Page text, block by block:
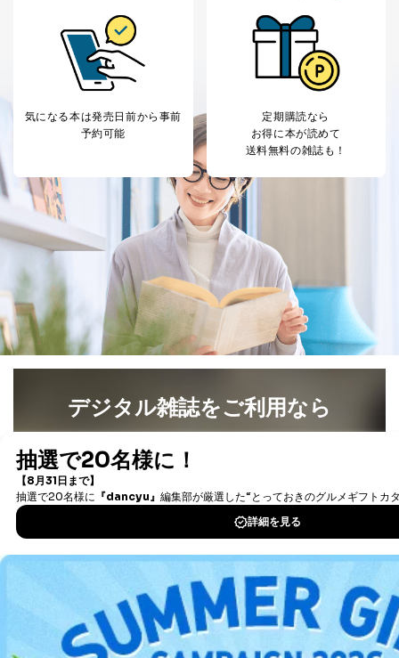
その他当社のプライバシーポリシ
ー等にて公表する利用目的達成の
※上記の利用目的のうちNo.1～5については保有個人デ
ータ（開示対象個人情報）の利用目的であり、下記4.の
なお、6、7については、パートナー（提携企業）様又は
各SNS運営会社様にご請求いただきますようお願い致し
３．個人情報の第三者提供について
当社は、取得した個人情報を適切に管理し､あらかじめ
本人の同意を得ることなく第三者に提供することはあり
ません。ただし、次の場合は除きます。
法令に基づく場合
人の生命､身体または財産の保護のために必要がある
場合であって、本人の同意を得ることが困難であると
き。
公衆衛生の向上または児童の健全な育成の推進のため
に特に必要がある場合であって、本人の同意を得るこ
国の機関もしくは地方公共団体またはその委託を受け
た者が法令の定める事務を遂行することに対して協力
する必要がある場合であって、本人の同意を得ること
により当該事務の遂行に支障を及ぼすおそれがあると
き。
上記２．の利用目的を実施するために守秘義務を結ん
だ企業に、業務の一部として個人情報の取扱いを委
託・提供する場合、その業務に必要な範囲で委託・提
供先企業に個人情報を開示することがあります。
委託・提供先企業は具体的には以下のような企業です
委託先：カスタマーサポート支援会社 、クレジッ
トカード決済などの決済代行・料金回収会社、広
告配信サービス会社
提供先：出版社、出版物発売元、卸売会社、販売
店など商品の供給者、梱包会社、配送会社、新聞
気になる本は発売日前から事前
予約可能
定期購読なら
お得に本が読めて
送料無料の雑誌も！
デジタル雑誌をご利用なら
書籍）が無料で読み放題！
DOWNLOAD FOR IOS
DOWNLOAD FOR ANDROID
ご利用方法はこちら